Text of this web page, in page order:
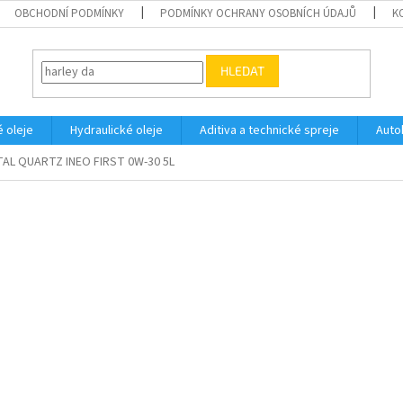
OBCHODNÍ PODMÍNKY PODMÍNKY OCHRANY OSOBNÍCH ÚDAJŮ
HLEDAT
oleje Hydraulické oleje Aditiva a technické spreje
QUARTZ INEO FIRST 0W-30 5L